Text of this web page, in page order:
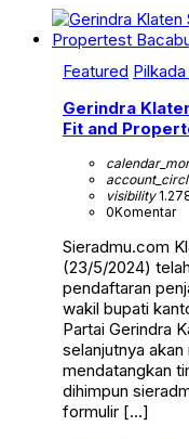
Featured
Gerindra
Fit and
visibility
0Komentar
Sieradmu.com
(23/5/2024)
pendaftaran
wakil bupati
Partai Gerindra
selanjutnya
mendatangkan
dihimpun
formulir […]